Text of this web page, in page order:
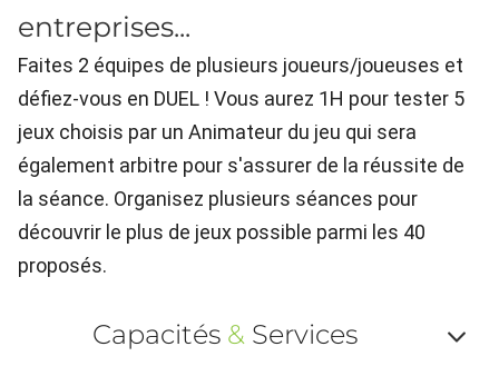
entreprises...
Faites 2 équipes de plusieurs joueurs/joueuses et
défiez-vous en DUEL ! Vous aurez 1H pour tester 5
jeux choisis par un Animateur du jeu qui sera
également arbitre pour s'assurer de la réussite de
la séance. Organisez plusieurs séances pour
découvrir le plus de jeux possible parmi les 40
proposés.
Capacités & Services